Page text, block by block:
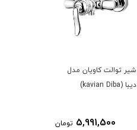
شیر توالت کاویان مدل
دیبا (kavian Diba)
5,991,500 تومان